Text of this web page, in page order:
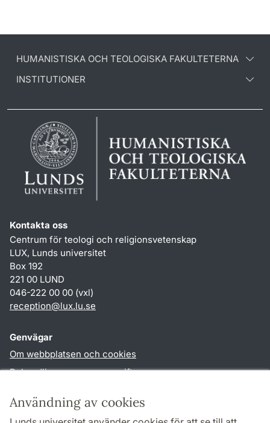
Användning av cookies
HUMANISTISKA OCH TEOLOGISKA FAKULTETERNA
INSTITUTIONER
Kontakta oss
Centrum för teologi och religionsvetenskap
LUX, Lunds universitet
Box 192
221 00 LUND
046-222 00 00 (vxl)
reception@lux.lu.se
Genvägar
Om webbplatsen och cookies
Behandling av personuppgifter
TYPO3-login